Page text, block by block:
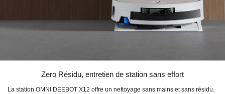
Zero Résidu, entretien de station sans effort
La station OMNI DEEBOT X12 offre un nettoyage sans mains et sans résidu.